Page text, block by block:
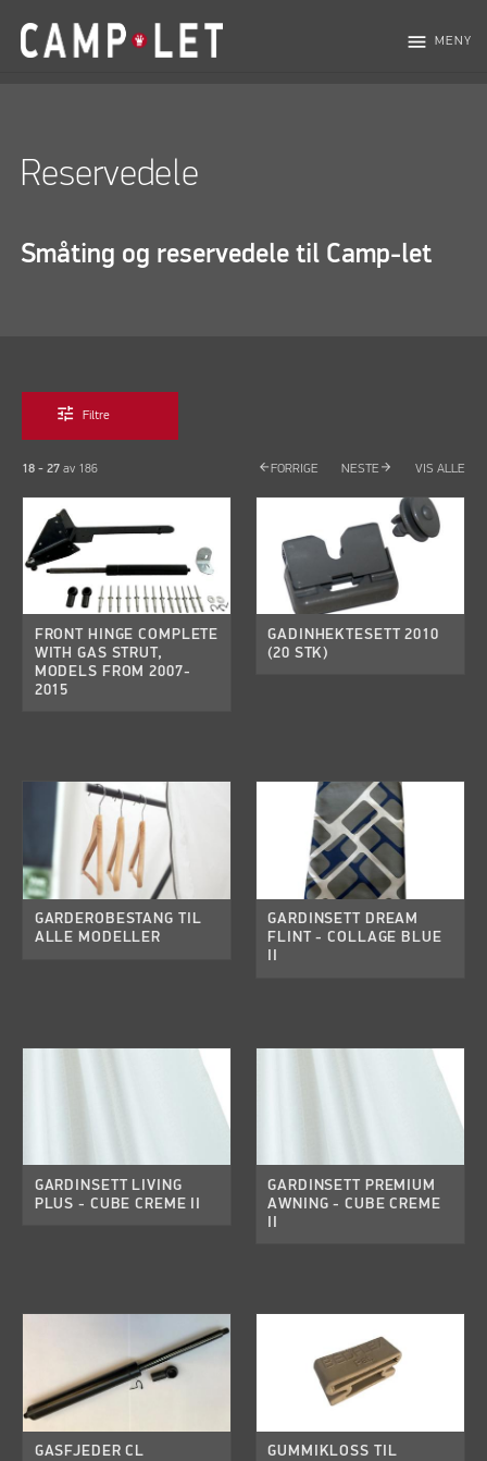
menu MENY
Reservedele
Småting og reservedele til Camp-let
tune Filtre
18 - 27av 186 arrow_back FORRIGE NESTE arrow_forward VIS ALLE
FRONT HINGE COMPLETE
WITH GAS STRUT,
MODELS FROM 2007-
2015
GADINHEKTESETT 2010
(20 STK)
GARDEROBESTANG TIL
ALLE MODELLER
GARDINSETT DREAM
FLINT - COLLAGE BLUE
GARDINSETT LIVING
PLUS - CUBE CREME II
GARDINSETT PREMIUM
AWNING - CUBE CREME
GASFJEDER CL
GUMMIKLOSS TIL